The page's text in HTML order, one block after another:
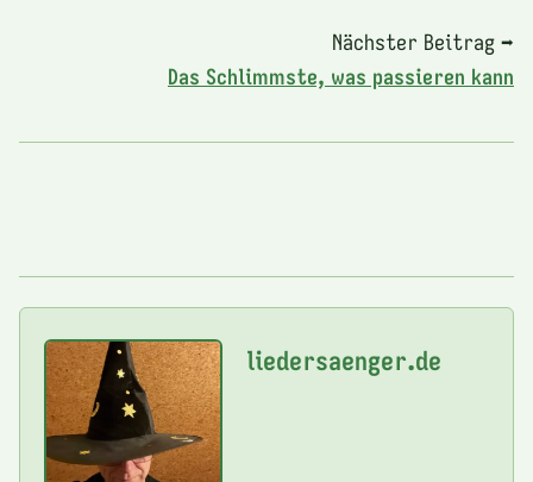
Nächster Beitrag ➡
Das Schlimmste, was passieren kann
liedersaenger.de